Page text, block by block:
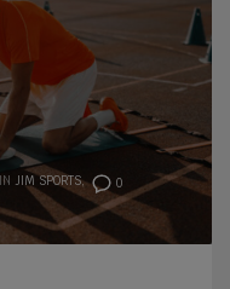
0
JIM SPORTS,